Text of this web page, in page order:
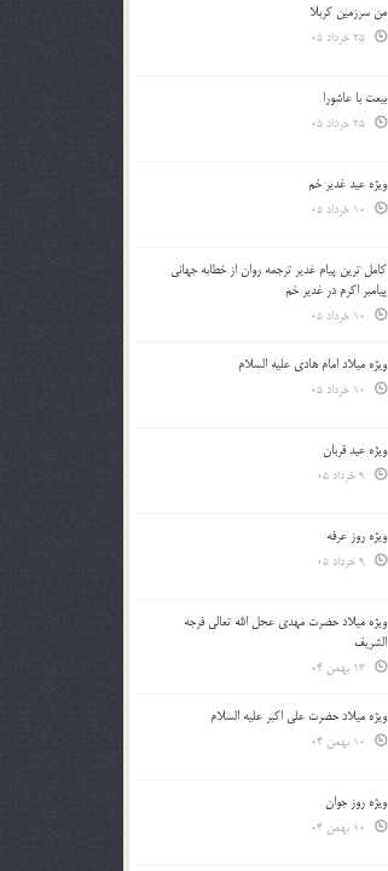
من سرزمین کربلا
بیعت با عاشورا
ویژه عید غدیر خم
کامل ترین پیام غدیر ترجمه روان از خطابه جهانی
پیامبر اکرم در غدیر خم
ویژه میلاد امام هادی علیه السلام
ویژه عید قربان
ویژه روز عرفه
ویژه میلاد حضرت مهدی عجل الله تعالی فرجه
الشريف
ویژه میلاد حضرت علی اکبر علیه السلام
ویژه روز جوان